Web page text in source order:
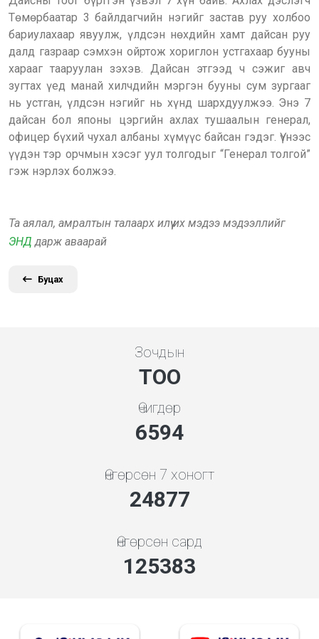
Төмөрбаатар 3 байлдагчийн нэгийг застав руу холбоо
бариулахаар явуулж, үлдсэн нөхдийн хамт дайсан руу
далд газраар сэмхэн ойртож хориглон устгахаар бууны
харааг тааруулан зэхэв. Дайсан этгээд ч сэжиг авч
зугтах үед манай хилчдийн мэргэн бууны сум зургааг
нь устган, үлдсэн нэгийг нь хүнд шархдуулжээ. Энэ 7
дайсан бол японы цэргийн ахлах тушаалын генерал,
офицер бүхий чухал албаны хүмүүс байсан гэдэг. Үүнээс
үүдэн тэр орчмын хэсэг уул толгодыг “Генерал толгой”
гэж нэрлэх болжээ.
Та аялал, амралтын талаарх илүү их мэдээ мэдээллийг
ЭНД дарж аваарай
Буцах
Зочдын
ТОО
Өчигдөр
7101
Өнгөрсөн 7 хоногт
26790
Өнгөрсөн сард
135028